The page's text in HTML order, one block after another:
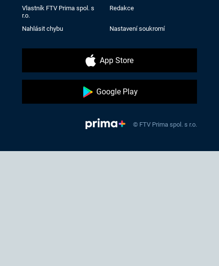
Vlastník FTV Prima spol. s
r.o.
Redakce
Nahlásit chybu Nastavení soukromí
App Store
Google Play
© FTV Prima spol. s r.o.